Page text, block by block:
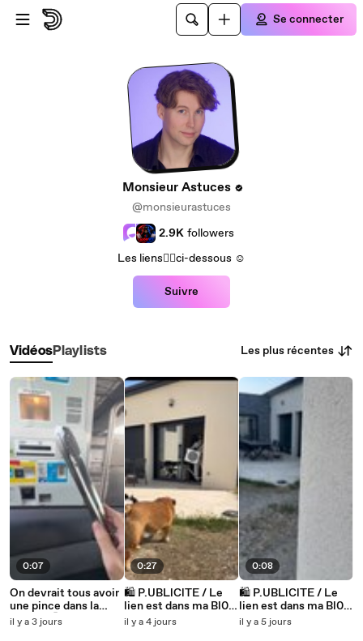
Passer au contenu principal
Se connecter
Monsieur Astuces
@monsieurastuces
2.9K followers
Les liens👇🏻ci-dessous ☺️
Suivre
VidéosPlaylists Les plus récentes
0:07
On devrait tous avoir
une pince dans la
voiture 🤭
il y a 3 jours
0:27
🛍️ P.UBLlClTE / Le
lien est dans ma Bl0.
Produit n°629
il y a 4 jours
0:08
🛍️ P.UBLlClTE / Le
lien est dans ma Bl0.
Produit n°629
il y a 5 jours